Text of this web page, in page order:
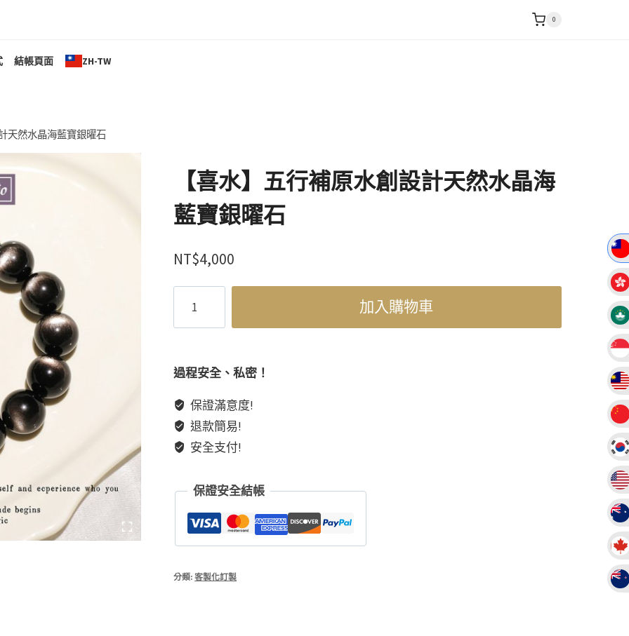
0
結帳頁面 ZH-TW
天然水晶海藍寶銀曜石
【喜水】五行補原水創設計天然水晶海
藍寶銀曜石
NT$4,000
水】
五
補
水
創
設
晶
藍
加入購物車
過程安全、私密！
保證滿意度!
退款簡易!
安全支付!
保證安全結帳
分類:客製化訂製